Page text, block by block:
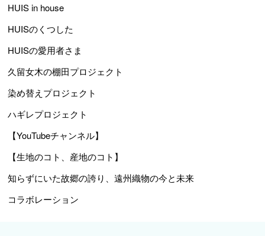
HUIS in house
HUISのくつした
HUISの愛用者さま
久留女木の棚田プロジェクト
染め替えプロジェクト
ハギレプロジェクト
【YouTubeチャンネル】
【生地のコト、産地のコト】
知らずにいた故郷の誇り、遠州織物の今と未来
コラボレーション